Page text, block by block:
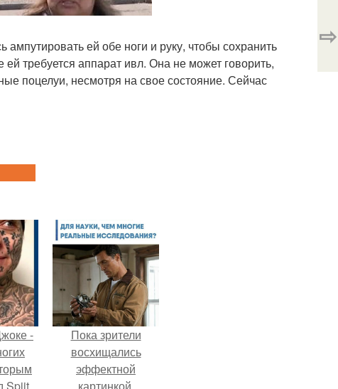
ей обе ноги и руку, чтобы сохранить
требуется аппарат ивл. Она не может говорить,
поцелуи, несмотря на свое состояние. Сейчас
⇨
-
Пока зрители
восхищались
эффектной